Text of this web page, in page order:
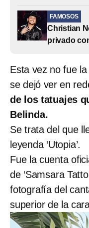
FAMOSOS
Christian
privado
Esta vez no fue
se dejó ver en
de los tatuajes
Belinda.
Se trata del que
leyenda ‘Utopia’.
Fue la cuenta
de ‘Samsara
fotografía del
superior de la